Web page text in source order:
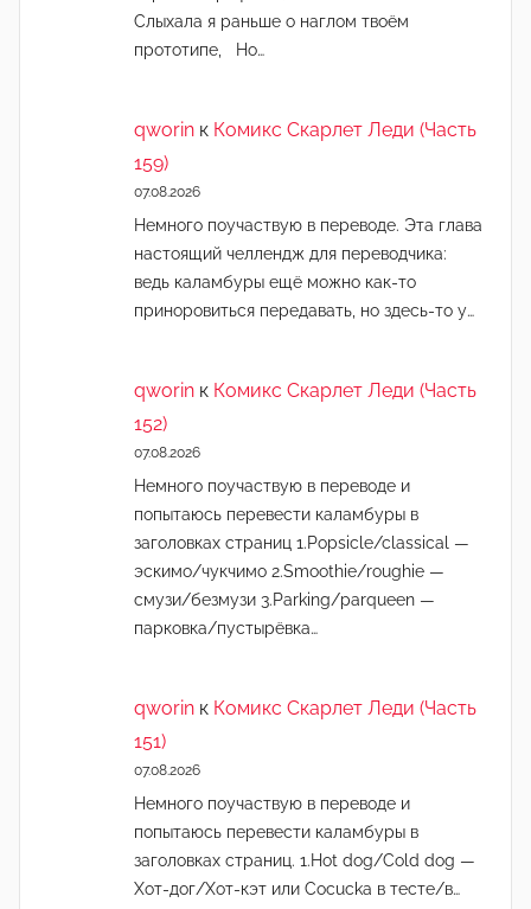
Слыхала я раньше о наглом твоём
прототипе, Но…
qworin к Комикс Скарлет Леди (Часть
159)
07.08.2026
Немного поучаствую в переводе. Эта глава
настоящий челлендж для переводчика:
ведь каламбуры ещё можно как-то
приноровиться передавать, но здесь-то у…
qworin к Комикс Скарлет Леди (Часть
152)
07.08.2026
Немного поучаствую в переводе и
попытаюсь перевести каламбуры в
заголовках страниц 1.Popsicle/classical —
эскимо/чукчимо 2.Smoothie/roughie —
смузи/безмузи 3.Parking/parqueen —
парковка/пустырёвка…
qworin к Комикс Скарлет Леди (Часть
151)
07.08.2026
Немного поучаствую в переводе и
попытаюсь перевести каламбуры в
заголовках страниц. 1.Hot dog/Cold dog —
Хот-дог/Хот-кэт или Cocucka в тесте/в…